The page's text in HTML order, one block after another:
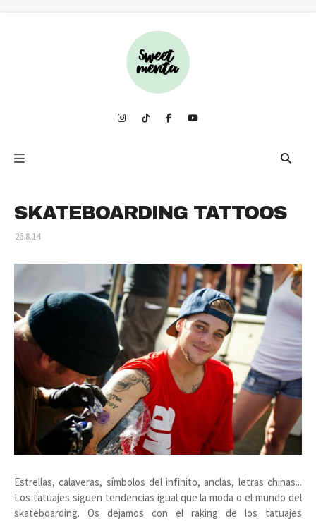
SKATEBOARDING TATTOOS
26.8.14
Estrellas, calaveras, símbolos del infinito, anclas, letras chinas...
Los tatuajes siguen tendencias igual que la moda o el mundo del
skateboarding. Os dejamos con el raking de los tatuajes